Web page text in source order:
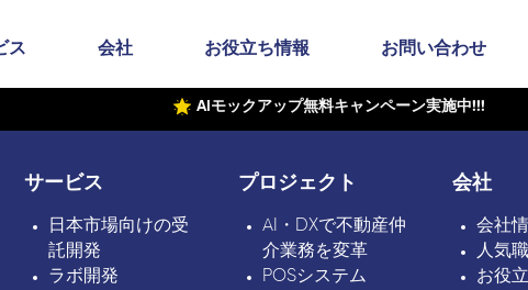
ス 会社 お役立ち情報 お問い合わせ
AIモックアップ無料キャンペーン実施中!!!
サービス
日本市場向けの受
託開発
ラボ開発
プロジェクト
AI・DXで不動産仲
介業務を変革
POSシステム
会社
会社
人気
お役